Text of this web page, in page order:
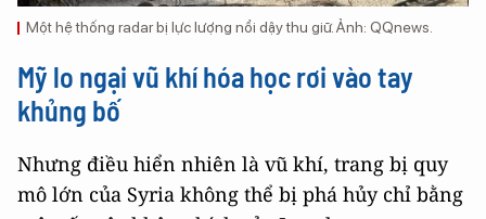
Một hệ thống radar bị lực lượng nổi dậy thu giữ. Ảnh: QQnews.
Mỹ lo ngại vũ khí hóa học rơi vào tay
khủng bố
Nhưng điều hiển nhiên là vũ khí, trang bị quy
mô lớn của Syria không thể bị phá hủy chỉ bằng